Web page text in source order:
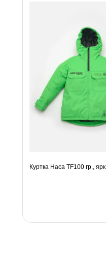
Куртка Наса TF100 гр.,